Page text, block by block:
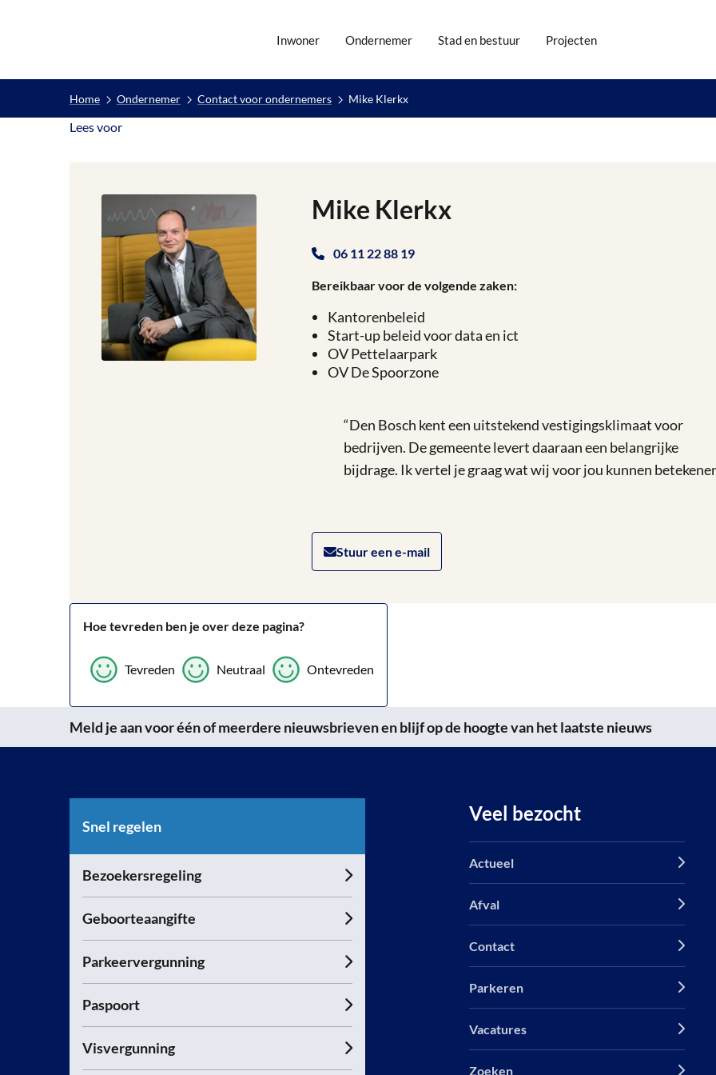
Inwoner Ondernemer Stad en bestuur Projecten
Home Ondernemer Contact voor ondernemers Mike Klerkx
Lees voorLees voor
Mike Klerkx
06 11 22 88 19
Bereikbaar voor de volgende zaken:
Kantorenbeleid
Start-up beleid voor data en ict
OV Pettelaarpark
OV De Spoorzone
“Den Bosch kent een uitstekend vestigingsklimaat voor
bedrijven. De gemeente levert daaraan een belangrijke
bijdrage. Ik vertel je graag wat wij voor jou kunnen
Stuur een e-mail
Hoe tevreden ben je over deze pagina?
Tevreden Neutraal Ontevreden
Meld je aan voor één of meerdere nieuwsbrieven en blijf op de hoogte van het laatste nieuws
Snel regelen
Bezoekersregeling
Geboorteaangifte
Parkeervergunning
Paspoort
Visvergunning
Veel bezocht
Actueel
Afval
Contact
Parkeren
Vacatures
Zoeken